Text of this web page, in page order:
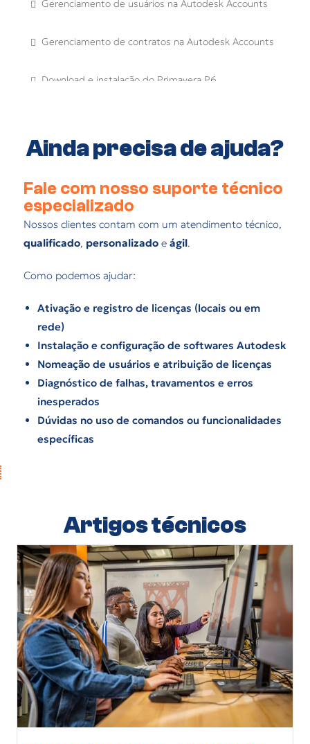
Gerenciamento de usuários na Autodesk Accounts
Gerenciamento de contratos na Autodesk Accounts
Download e instalação do Primavera P6
Ainda precisa de ajuda?
Fale com nosso suporte técnico
especializado
Nossos clientes contam com um atendimento técnico,
qualificado, personalizado e ágil.
Como podemos ajudar:
Ativação e registro de licenças (locais ou em
rede)
Instalação e configuração de softwares Autodesk
Nomeação de usuários e atribuição de licenças
Diagnóstico de falhas, travamentos e erros
inesperados
Dúvidas no uso de comandos ou funcionalidades
específicas
Artigos técnicos